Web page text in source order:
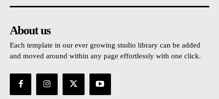
About us
Each template in our ever growing studio library can be added
and moved around within any page effortlessly with one click.